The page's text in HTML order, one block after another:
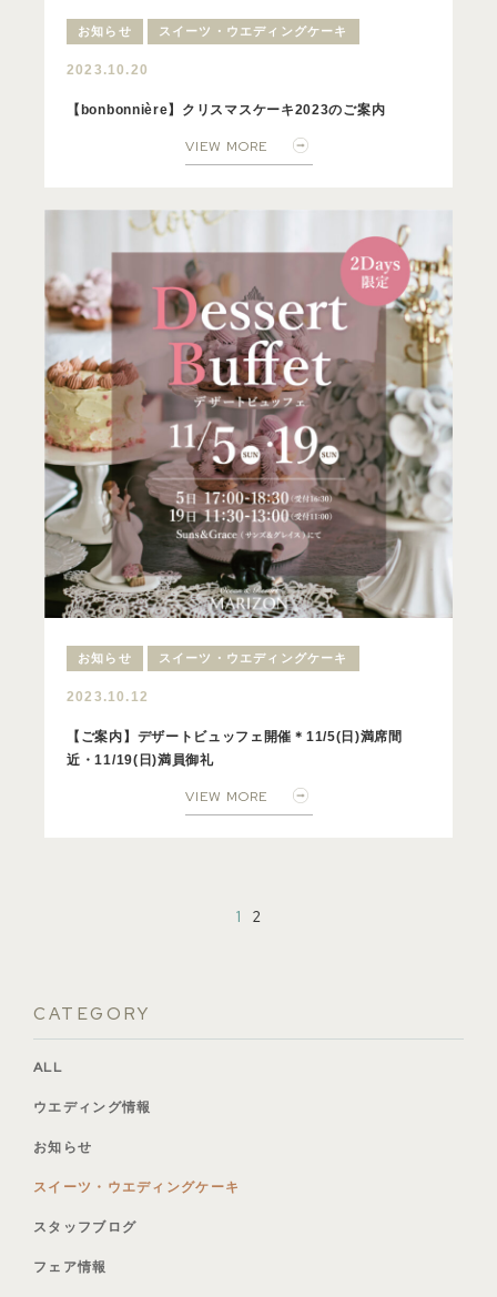
お知らせ スイーツ・ウエディングケーキ
2023.10.20
【bonbonnière】クリスマスケーキ2023のご案内
VIEW MORE
お知らせ スイーツ・ウエディングケーキ
2023.10.12
【ご案内】デザートビュッフェ開催＊11/5(日)満席間
近・11/19(日)満員御礼
VIEW MORE
1 2
CATEGORY
ALL
ウエディング情報
お知らせ
スイーツ・ウエディングケーキ
スタッフブログ
フェア情報